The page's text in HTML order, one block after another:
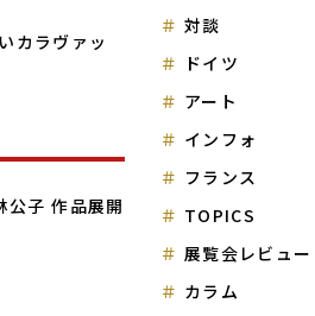
カラヴァッ
公子 作品展開
対談
ドイツ
アート
インフォ
フランス
TOPICS
展覧会レビュー
カラム